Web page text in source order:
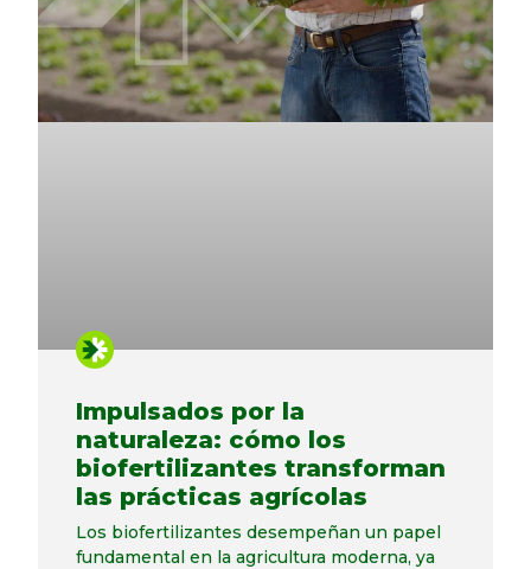
Impulsados ​​por la
naturaleza: cómo los
biofertilizantes transforman
las prácticas agrícolas
Los biofertilizantes desempeñan un papel
fundamental en la agricultura moderna, ya